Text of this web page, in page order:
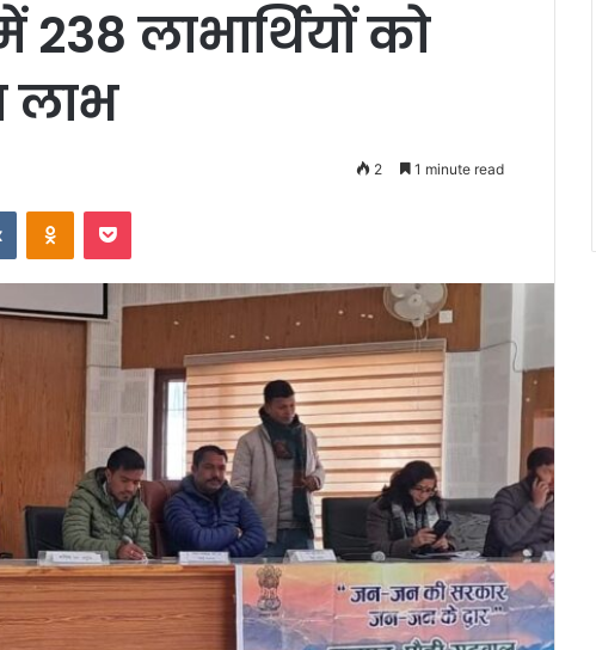
238 लाभार्थियों को
लाभ
2 1 minute read
VKontakteOdnoklassniki
Pocket